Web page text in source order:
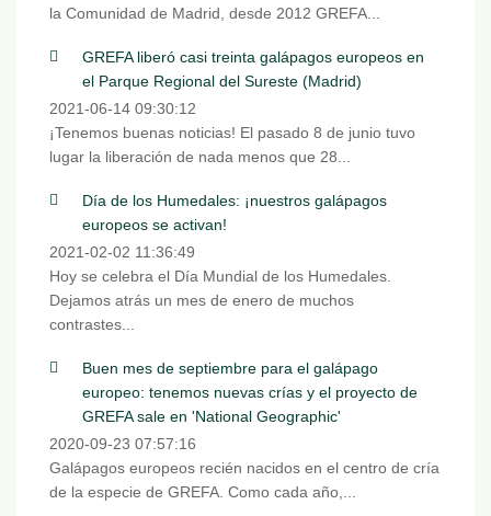
la Comunidad de Madrid, desde 2012 GREFA...
GREFA liberó casi treinta galápagos europeos en
el Parque Regional del Sureste (Madrid)
2021-06-14 09:30:12
¡Tenemos buenas noticias! El pasado 8 de junio tuvo
lugar la liberación de nada menos que 28...
Día de los Humedales: ¡nuestros galápagos
europeos se activan!
2021-02-02 11:36:49
Hoy se celebra el Día Mundial de los Humedales.
Dejamos atrás un mes de enero de muchos
contrastes...
Buen mes de septiembre para el galápago
europeo: tenemos nuevas crías y el proyecto de
GREFA sale en 'National Geographic'
2020-09-23 07:57:16
Galápagos europeos recién nacidos en el centro de cría
de la especie de GREFA. Como cada año,...